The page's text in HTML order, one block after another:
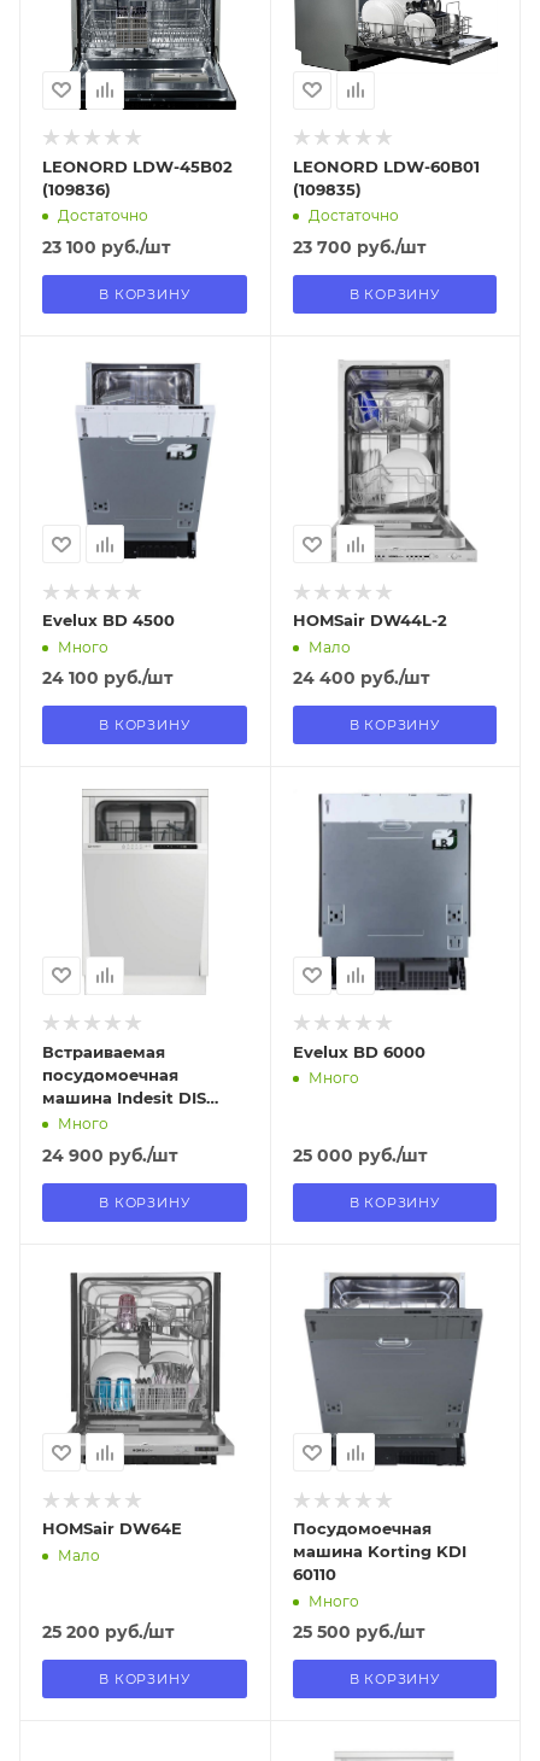
Нет
LEONORD LDW-45B02
(109836)
Достаточно
23 100 руб./шт
В КОРЗИНУ
Нет
LEONORD LDW-60B01
(109835)
Достаточно
23 700 руб./шт
В КОРЗИНУ
Отправим
11.08.2026
В наличии в пункте
самовывоза
Evelux BD 4500
Много
24 100 руб./шт
В КОРЗИНУ
Отправим
11.08.2026
В наличии в пункте
самовывоза
HOMSair DW44L-2
Мало
24 400 руб./шт
В КОРЗИНУ
Отправим
11.08.2026
Встраиваемая
посудомоечная
машина Indesit DIS
1C59Много
24 900 руб./шт
В КОРЗИНУ
Отправим
11.08.2026
Evelux BD 6000
Много
25 000 руб./шт
В КОРЗИНУ
Отправим
11.08.2026
В наличии в пункте
самовывоза
HOMSair DW64E
Мало
25 200 руб./шт
В КОРЗИНУ
Отправим
11.08.2026
В наличии в пункте
самовывоза
Нет
Посудомоечная
машина Korting KDI
60110
Много
25 500 руб./шт
В КОРЗИНУ
Отправим